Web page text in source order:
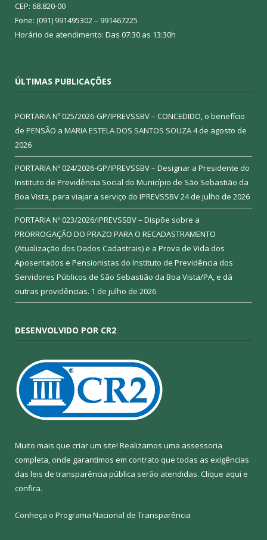
CEP: 68.820-00
Fone: (091) 991495302 – 991467225
Horário de atendimento: Das 07:30 as 13:30h
ÚLTIMAS PUBLICAÇÕES
PORTARIA Nº 025/2026-GP/IPREVSSBV – CONCEDIDO, o benefício
de PENSÃO a MARIA ESTELA DOS SANTOS SOUZA4 de agosto de
2026
PORTARIA Nº 024/2026-GP/IPREVSSBV – Designar a Presidente do
Instituto de Previdência Social do Município de São Sebastião da
Boa Vista, para viajar a serviço do IPREVSSBV24 de julho de 2026
PORTARIA Nº 023/2026/IPREVSSBV – Dispõe sobre a
PRORROGAÇÃO DO PRAZO PARA O RECADASTRAMENTO
(Atualização dos Dados Cadastrais) e a Prova de Vida dos
Aposentados e Pensionistas do Instituto de Previdência dos
Servidores Públicos de São Sebastião da Boa Vista/PA, e dá
outras providências. 1 de julho de 2026
DESENVOLVIDO POR CR2
Muito mais que criar um site! Realizamos uma assessoria
completa, onde garantimos em contrato que todas as exigências
das leis de transparência pública serão atendidas. Clique aqui e
confira.
Conheça o Programa Nacional de Transparência